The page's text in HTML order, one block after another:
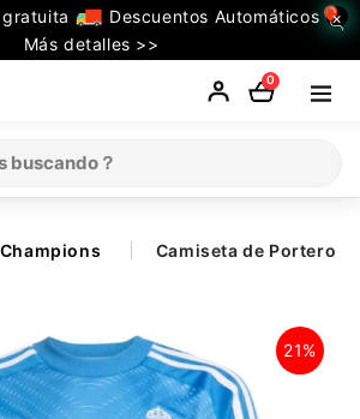
Descuentos Automáticos
Más detalles >>
×
0
Champions Camiseta de Portero
21%